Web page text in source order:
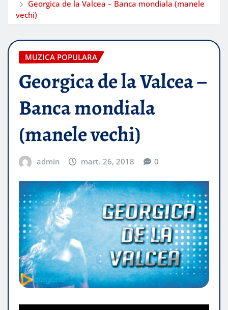
Georgica de la Valcea – Banca mondiala (manele
vechi)
MUZICA POPULARA
Georgica de la Valcea –
Banca mondiala
(manele vechi)
admin mart. 26, 2018 0